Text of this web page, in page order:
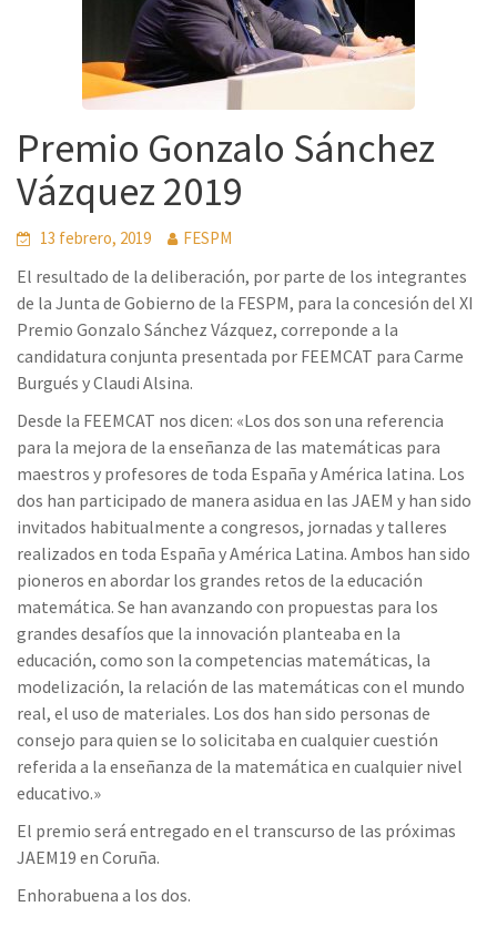
Premio Gonzalo Sánchez
Vázquez 2019
13 febrero, 2019 FESPM
El resultado de la deliberación, por parte de los integrantes
de la Junta de Gobierno de la FESPM, para la concesión del XI
Premio Gonzalo Sánchez Vázquez, correponde a la
candidatura conjunta presentada por FEEMCAT para Carme
Burgués y Claudi Alsina.
Desde la FEEMCAT nos dicen: «Los dos son una referencia
para la mejora de la enseñanza de las matemáticas para
maestros y profesores de toda España y América latina. Los
dos han participado de manera asidua en las JAEM y han sido
invitados habitualmente a congresos, jornadas y talleres
realizados en toda España y América Latina. Ambos han sido
pioneros en abordar los grandes retos de la educación
matemática. Se han avanzando con propuestas para los
grandes desafíos que la innovación planteaba en la
educación, como son la competencias matemáticas, la
modelización, la relación de las matemáticas con el mundo
real, el uso de materiales. Los dos han sido personas de
consejo para quien se lo solicitaba en cualquier cuestión
referida a la enseñanza de la matemática en cualquier nivel
educativo.»
El premio será entregado en el transcurso de las próximas
JAEM19 en Coruña.
Enhorabuena a los dos.